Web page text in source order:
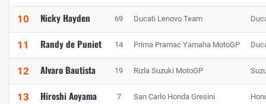
10 Nicky Hayden 69 Ducati Lenovo Team
11 Randy de Puniet 14 Prima Pramac Yamaha MotoGP
12 Alvaro Bautista 19 Rizla Suzuki MotoGP
13 Hiroshi Aoyama 7 San Carlo Honda Gresini